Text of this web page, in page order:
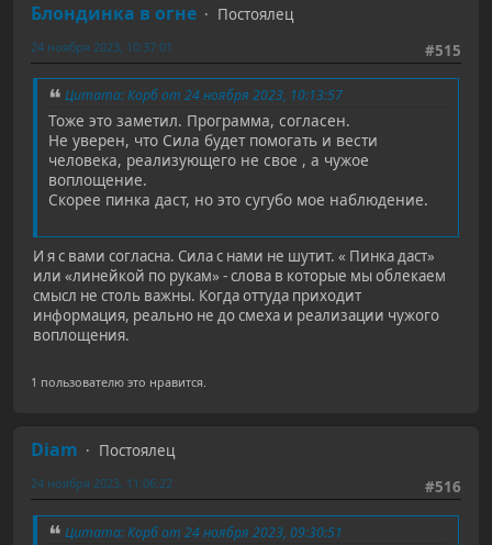
Блондинка в огне
Постоялец
#515
24 ноября 2023, 10:37:01
Цитата: Корб от 24 ноября 2023, 10:13:57
Тоже это заметил. Программа, согласен.
Не уверен, что Сила будет помогать и вести
человека, реализующего не свое , а чужое
воплощение.
Скорее пинка даст, но это сугубо мое наблюдение.
И я с вами согласна. Сила с нами не шутит. « Пинка даст»
или «линейкой по рукам» - слова в которые мы облекаем
смысл не столь важны. Когда оттуда приходит
информация, реально не до смеха и реализации чужого
воплощения.
1 пользователю это нравится.
Diam
Постоялец
#516
24 ноября 2023, 11:06:22
Цитата: Корб от 24 ноября 2023, 09:30:51